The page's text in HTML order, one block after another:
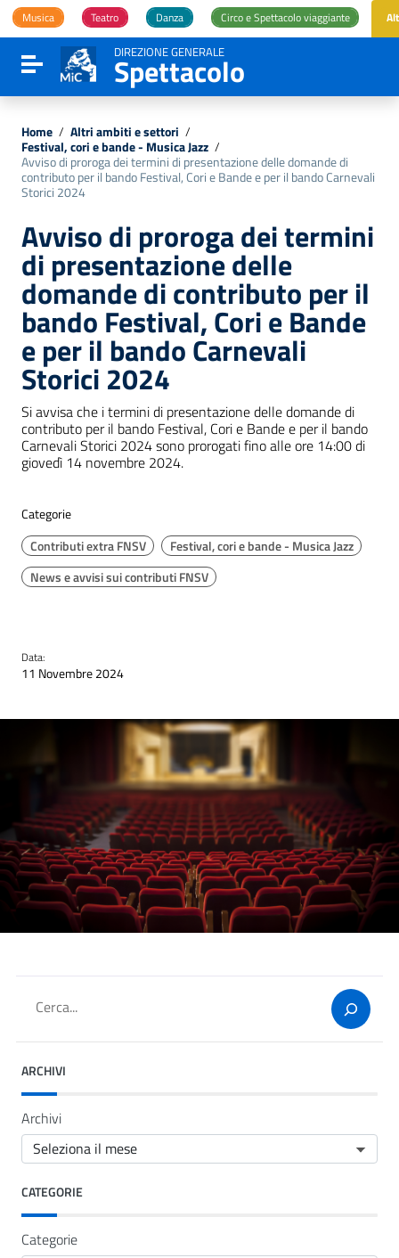
Vai ai contenuti
Vai al menu di navigazione
Vai al footer
Musica Teatro Danza Circo e Spettacolo viaggiante
Attiva / disattiva la navigazione
DIREZIONE GENERALE
Spettacolo
Home / Altri ambiti e settori /
Festival, cori e bande - Musica Jazz /
Avviso di proroga dei termini di presentazione delle domande di
contributo per il bando Festival, Cori e Bande e per il bando Carnevali
Storici 2024
Avviso di proroga dei termini
di presentazione delle
domande di contributo per il
bando Festival, Cori e Bande
e per il bando Carnevali
Storici 2024
Si avvisa che i termini di presentazione delle domande di
contributo per il bando Festival, Cori e Bande e per il bando
Carnevali Storici 2024 sono prorogati fino alle ore 14:00 di
giovedì 14 novembre 2024.
Categorie
Contributi extra FNSV
Festival, cori e bande - Musica Jazz
News e avvisi sui contributi FNSV
Data:
11 Novembre 2024
Cerca
ARCHIVI
Archivi
CATEGORIE
Categorie